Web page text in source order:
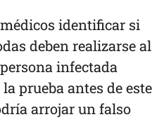
identificar si
deben realizarse al
infectada
prueba antes de este
arrojar un falso